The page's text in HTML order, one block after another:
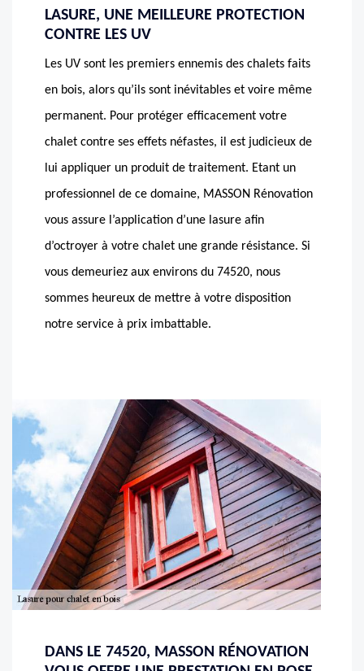
LASURE, UNE MEILLEURE PROTECTION
CONTRE LES UV
Les UV sont les premiers ennemis des chalets faits
en bois, alors qu’ils sont inévitables et voire même
permanent. Pour protéger efficacement votre
chalet contre ses effets néfastes, il est judicieux de
lui appliquer un produit de traitement. Etant un
professionnel de ce domaine, MASSON Rénovation
vous assure l’application d’une lasure afin
d’octroyer à votre chalet une grande résistance. Si
vous demeuriez aux environs du 74520, nous
sommes heureux de mettre à votre disposition
notre service à prix imbattable.
DANS LE 74520, MASSON RÉNOVATION